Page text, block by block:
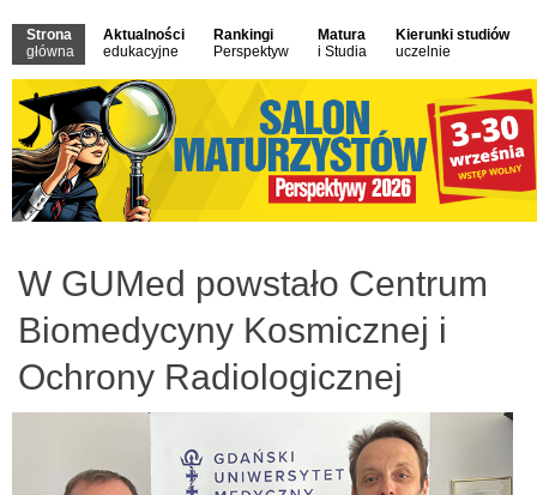
Strona
główna
Aktualności
edukacyjne
Rankingi
Perspektyw
Matura
i Studia
Kierunki studiów
uczelnie
W GUMed powstało Centrum
Biomedycyny Kosmicznej i
Ochrony Radiologicznej